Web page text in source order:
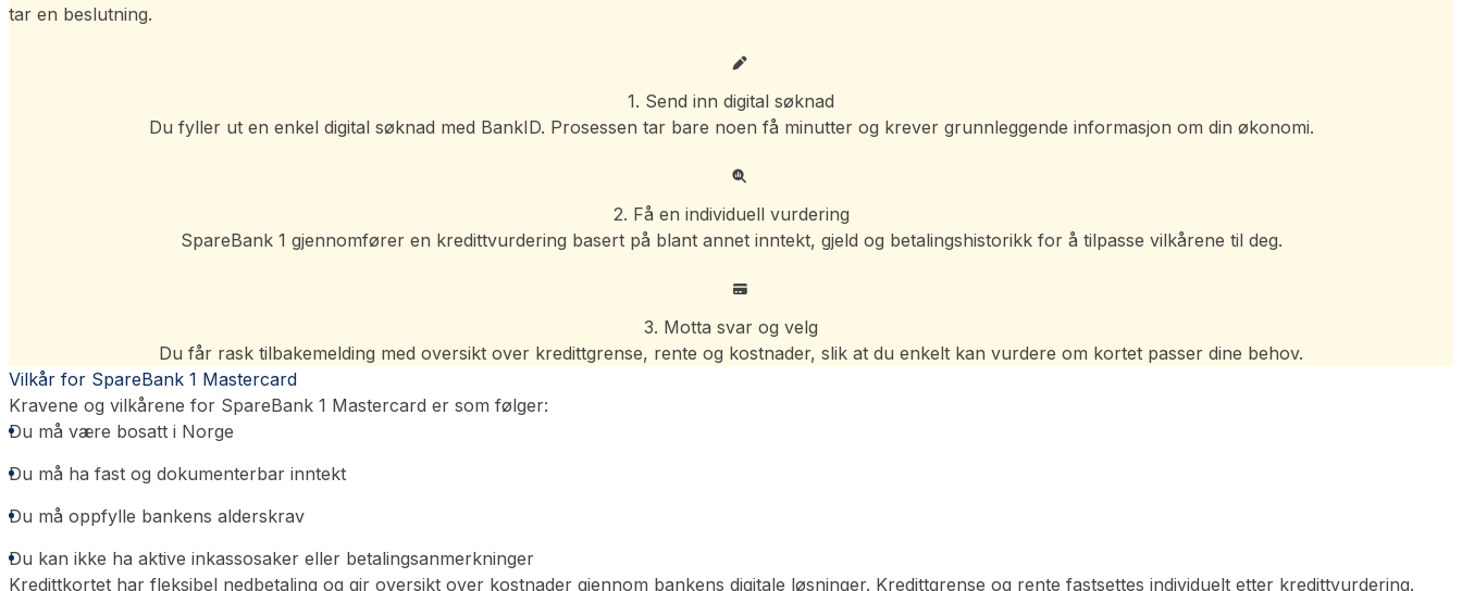
tar en beslutning.
1. Send inn digital søknad
Du fyller ut en enkel digital søknad med BankID. Prosessen tar bare noen få minutter og krever grunnleggende informasjon om din økonomi.
2. Få en individuell vurdering
SpareBank 1 gjennomfører en kredittvurdering basert på blant annet inntekt, gjeld og betalingshistorikk for å tilpasse vilkårene til deg.
3. Motta svar og velg
Du får rask tilbakemelding med oversikt over kredittgrense, rente og kostnader, slik at du enkelt kan vurdere om kortet passer dine behov.
Vilkår for SpareBank 1 Mastercard
Kravene og vilkårene for SpareBank 1 Mastercard er som følger:
Du må være bosatt i Norge
Du må ha fast og dokumenterbar inntekt
Du må oppfylle bankens alderskrav
Du kan ikke ha aktive inkassosaker eller betalingsanmerkninger
Kredittkortet har fleksibel nedbetaling og gir oversikt over kostnader gjennom bankens digitale løsninger. Kredittgrense og rente fastsettes individuelt etter kredittvurdering.